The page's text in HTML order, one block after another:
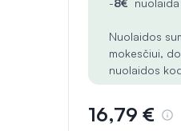
-8€
Nuolaidos
mokesčiui,
nuolaidos
16,79 €